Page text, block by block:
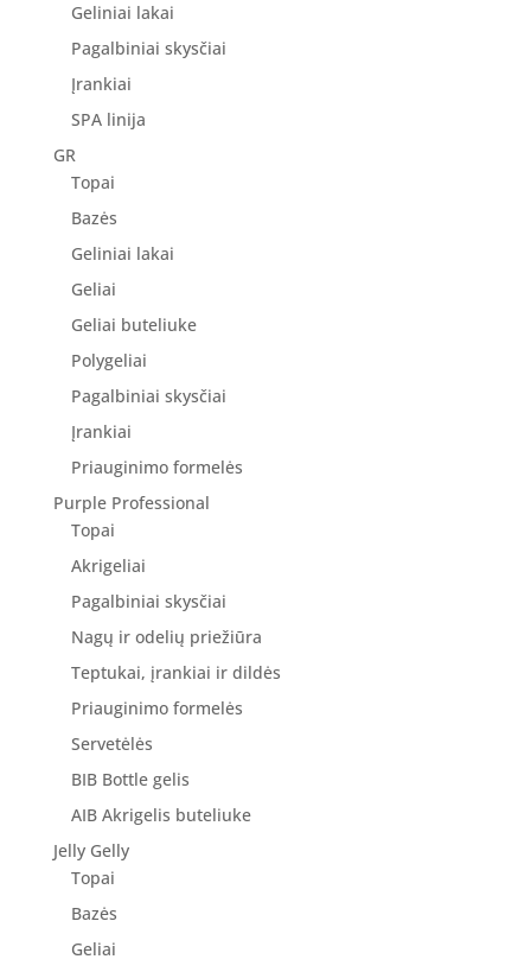
Geliniai lakai
Pagalbiniai skysčiai
Įrankiai
SPA linija
GR
Topai
Bazės
Geliniai lakai
Geliai
Geliai buteliuke
Polygeliai
Pagalbiniai skysčiai
Įrankiai
Priauginimo formelės
Purple Professional
Topai
Akrigeliai
Pagalbiniai skysčiai
Nagų ir odelių priežiūra
Teptukai, įrankiai ir dildės
Priauginimo formelės
Servetėlės
BIB Bottle gelis
AIB Akrigelis buteliuke
Jelly Gelly
Topai
Bazės
Geliai